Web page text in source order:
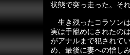
状態で突っ走った。そ
生き残ったコラソン
実は手籠めにされたの
がアナルまで犯されて
め、最後に妻への憎し